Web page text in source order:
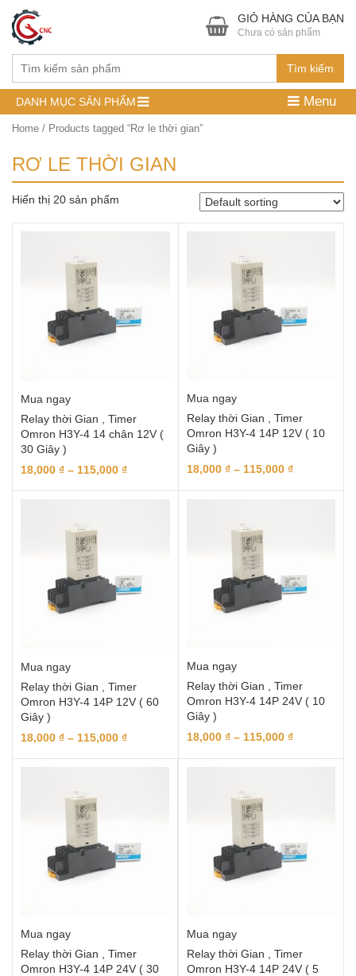
Tìm kiếm
GIỎ HÀNG CỦA BẠN
Chưa có sản phẩm
DANH MỤC SẢN PHẨM Menu
Home / Products tagged “Rơ le thời gian”
RƠ LE THỜI GIAN
Hiển thị 20 sản phẩm
Mua ngay
Relay thời Gian , Timer
Omron H3Y-4 14 chân 12V (
30 Giây )
18,000 ₫ – 115,000 ₫
Mua ngay
Relay thời Gian , Timer
Omron H3Y-4 14P 12V ( 10
Giây )
18,000 ₫ – 115,000 ₫
Mua ngay
Relay thời Gian , Timer
Omron H3Y-4 14P 12V ( 60
Giây )
18,000 ₫ – 115,000 ₫
Mua ngay
Relay thời Gian , Timer
Omron H3Y-4 14P 24V ( 10
Giây )
18,000 ₫ – 115,000 ₫
Mua ngay
Relay thời Gian , Timer
Omron H3Y-4 14P 24V ( 30
Mua ngay
Relay thời Gian , Timer
Omron H3Y-4 14P 24V ( 5